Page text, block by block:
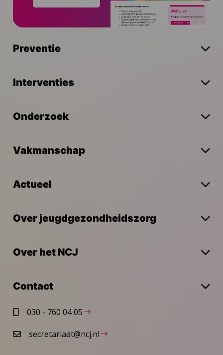
Preventie
Interventies
Onderzoek
Vakmanschap
Actueel
Over jeugdgezondheidszorg
Over het NCJ
Contact
030 - 760 04 05
secretariaat@ncj.nl